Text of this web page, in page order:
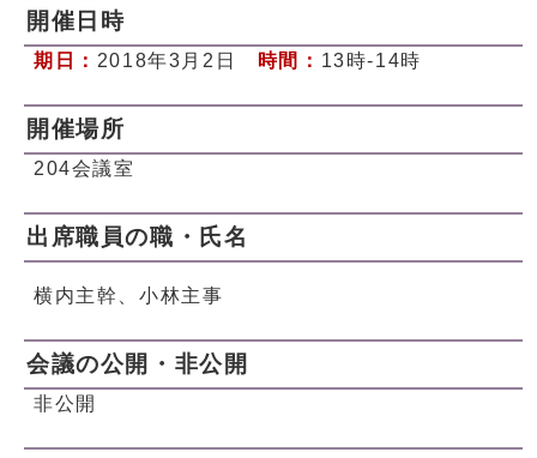
開催日時
期日： 2018年3月2日 時間： 13時-14時
開催場所
204会議室
出席職員の職・氏名
横内主幹、小林主事
会議の公開・非公開
非公開